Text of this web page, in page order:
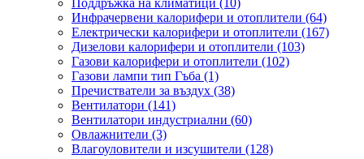
Поддръжка на климатици (10)
Инфрачервени калорифери и отоплители (64)
Електрически калорифери и отоплители (167)
Дизелови калорифери и отоплители (103)
Газови калорифери и отоплители (102)
Газови лампи тип Гъба (1)
Пречистватели за въздух (38)
Вентилатори (141)
Вентилатори индустриални (60)
Овлажнители (3)
Влагоуловители и изсушители (128)